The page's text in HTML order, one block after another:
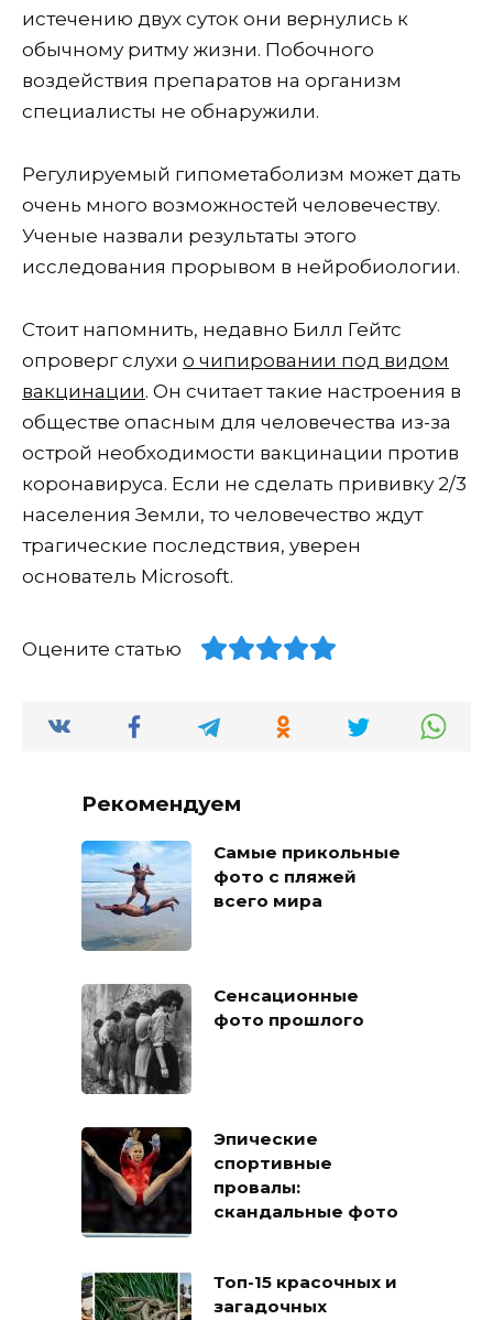
истечению двух суток они вернулись к
обычному ритму жизни. Побочного
воздействия препаратов на организм
специалисты не обнаружили.
Регулируемый гипометаболизм может дать
очень много возможностей человечеству.
Ученые назвали результаты этого
исследования прорывом в нейробиологии.
Стоит напомнить, недавно Билл Гейтс
опроверг слухи о чипировании под видом
вакцинации. Он считает такие настроения в
обществе опасным для человечества из-за
острой необходимости вакцинации против
коронавируса. Если не сделать прививку 2/3
населения Земли, то человечество ждут
трагические последствия, уверен
основатель Microsoft.
Оцените статью
Рекомендуем
Самые прикольные
фото с пляжей
всего мира
Сенсационные
фото прошлого
Эпические
спортивные
провалы:
скандальные фото
Топ-15 красочных и
загадочных